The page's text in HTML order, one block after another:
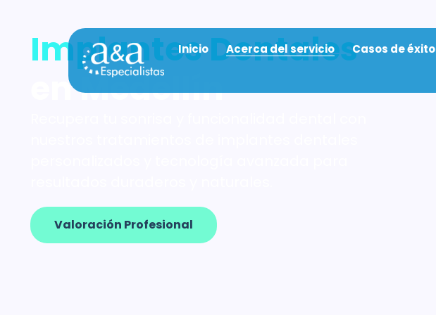
Inicio Acerca del servicio Casos de éxito
Implantes Dentales
en Medellín
Valoración Profesional